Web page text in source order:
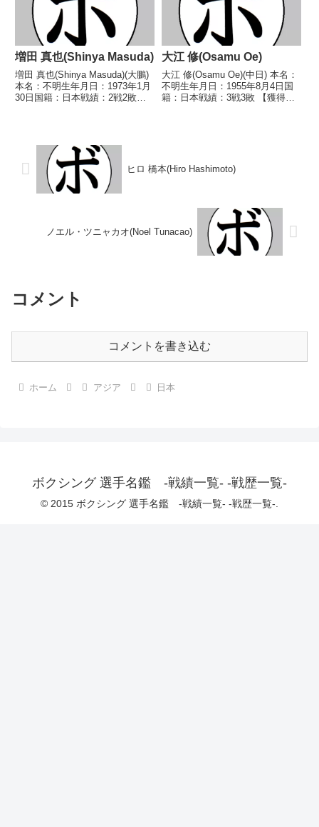
増田 真也(Shinya Masuda)
増田 真也(Shinya Masuda)(大鵬)
本名：不明生年月日：1973年1月
30日国籍：日本戦績：2戦2敗
星)1993/09/09 ●4RKO ...
大江 修(Osamu Oe)
大江 修(Osamu Oe)(中日) 本名：
不明生年月日：1955年8月4日国
籍：日本戦績：3戦3敗 【獲得タ
ヒロ 橋本(Hiro Hashimoto)
ノエル・ツニャカオ(Noel Tunacao)
コメント
コメントを書き込む
ホーム アジア 日本
ボクシング 選手名鑑 -戦績一覧- -戦歴一覧-
© 2015 ボクシング 選手名鑑 -戦績一覧- -戦歴一覧-.